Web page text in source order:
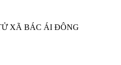
XÃ BÁC ÁI ĐÔNG